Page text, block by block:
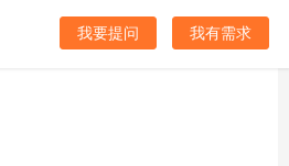
我要提问 我有需求